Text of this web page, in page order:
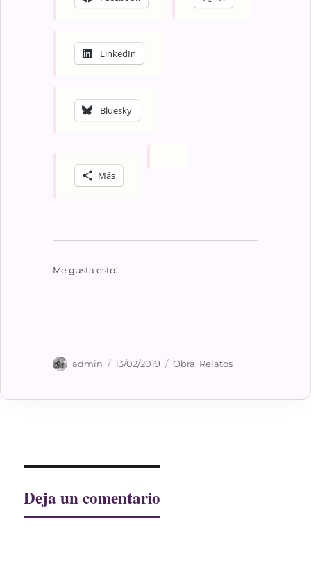
LinkedIn
Bluesky
Más
Me gusta esto:
Autor
admin
Publicado
13/02/2019 Categorías
Obra, Relatos
Deja un comentario